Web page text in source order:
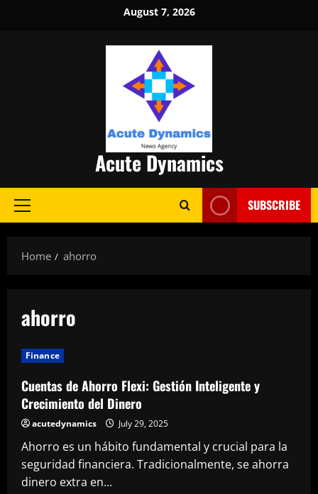
August 7, 2026
Acute Dynamics
Primary
SUBSCRIBE
Home ahorro
ahorro
Finance
Cuentas de Ahorro Flexi: Gestión Inteligente y
Crecimiento del Dinero
acutedynamics July 29, 2025
Ahorro es un hábito fundamental y crucial para la
seguridad financiera. Tradicionalmente, se ahorra
dinero extra en...